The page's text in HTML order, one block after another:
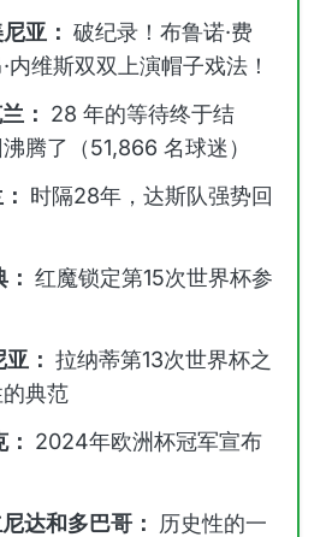
亚： 破纪录！布鲁诺·费
内维斯双双上演帽子戏法！
： 28 年的等待终于结
腾了（51,866 名球迷）
时隔28年，达斯队强势回
红魔锁定第15次世界杯参
： 拉纳蒂第13次世界杯之
典范
2024年欧洲杯冠军宣布
达和多巴哥： 历史性的一